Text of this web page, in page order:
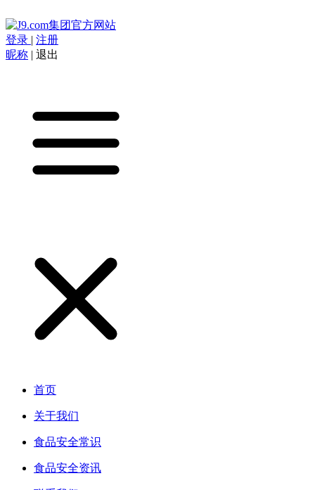
登录 | 注册
昵称 | 退出
首页
关于我们
食品安全常识
食品安全资讯